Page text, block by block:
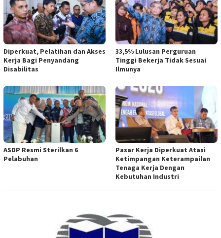
Diperkuat, Pelatihan dan Akses
Kerja Bagi Penyandang
Disabilitas
33,5% Lulusan Perguruan
Tinggi Bekerja Tidak Sesuai
Ilmunya
ASDP Resmi Sterilkan 6
Pelabuhan
Pasar Kerja Diperkuat Atasi
Ketimpangan Keterampailan
Tenaga Kerja Dengan
Kebutuhan Industri